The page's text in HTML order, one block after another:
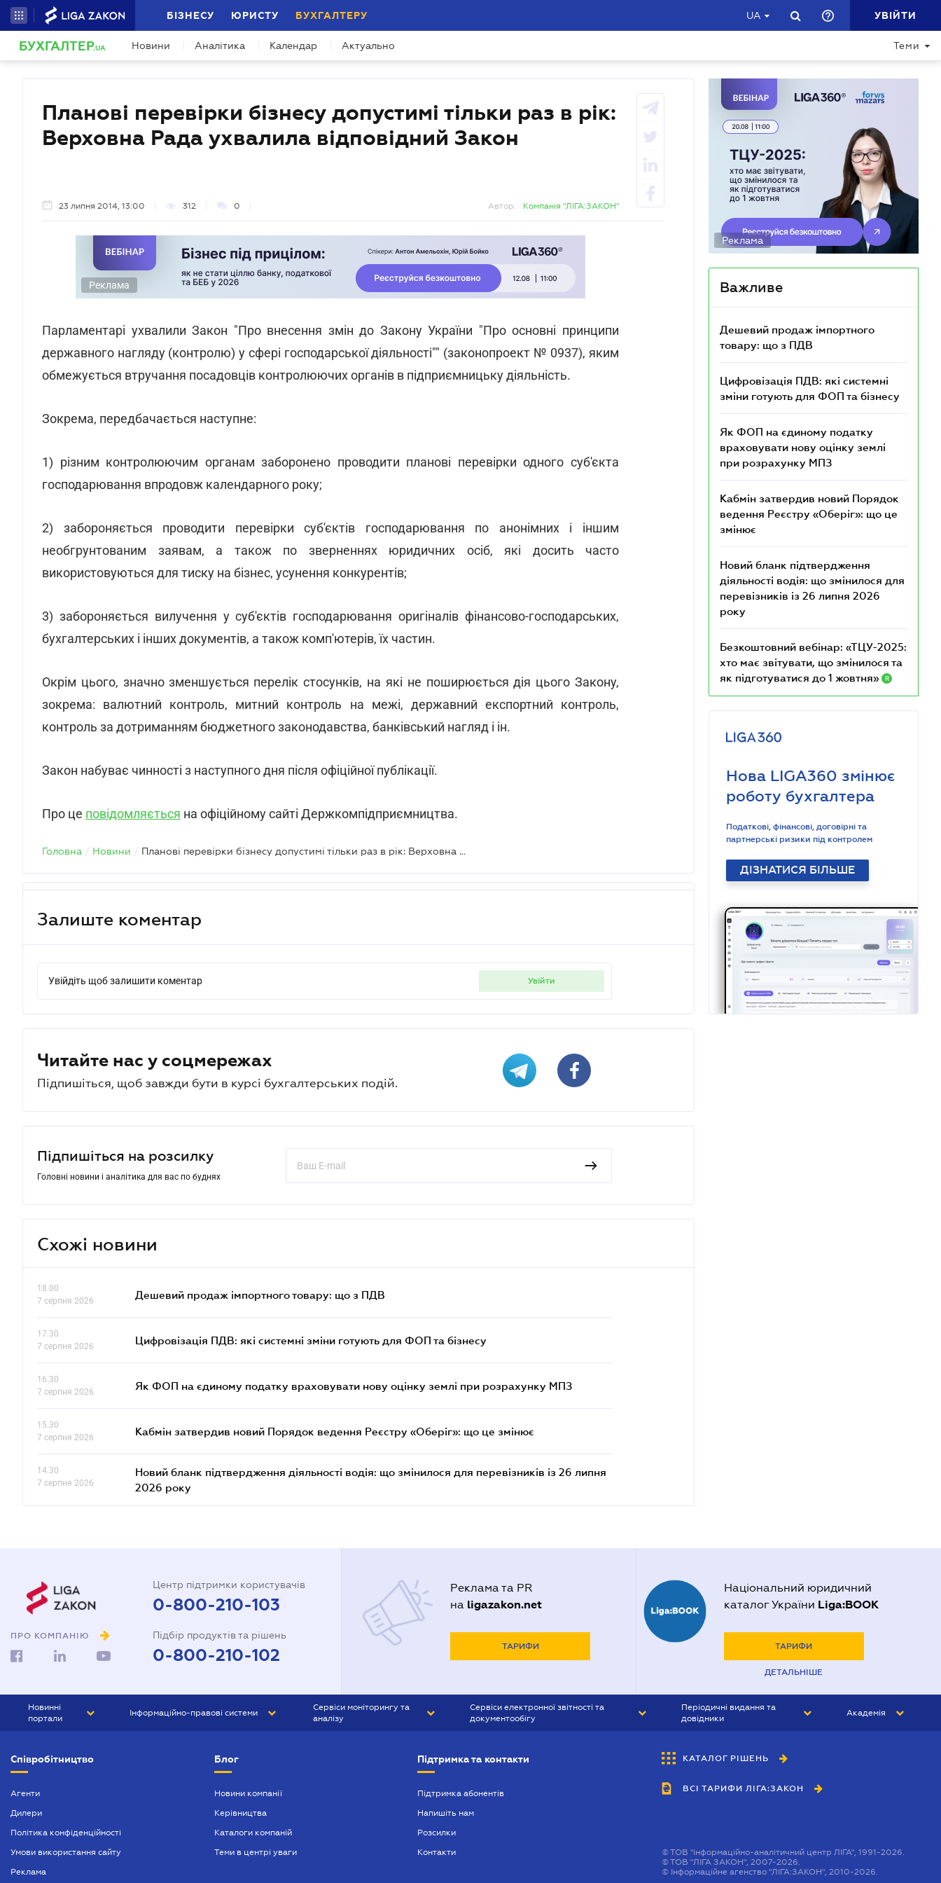
БІЗНЕСУ ЮРИСТУ БУХГАЛТЕРУ UA УВІЙТИ
БУХГАЛТЕР.UA Новини Аналітика Календар Актуально Теми
Планові перевірки бізнесу допустимі тільки раз в рік:
Верховна Рада ухвалила відповідний Закон
23 липня 2014, 13:00 312 0 Автор: Компанія "ЛІГА:ЗАКОН"
Реклама
Парламентарі ухвалили Закон "Про внесення змін до Закону України "Про основні принципи
державного нагляду (контролю) у сфері господарської діяльності"" (законопроект № 0937), яким
обмежується втручання посадовців контролюючих органів в підприємницьку діяльність.
Зокрема, передбачається наступне:
1) різним контролюючим органам заборонено проводити планові перевірки одного суб'єкта
господарювання впродовж календарного року;
2) забороняється проводити перевірки суб'єктів господарювання по анонімних і іншим
необгрунтованим заявам, а також по зверненнях юридичних осіб, які досить часто
використовуються для тиску на бізнес, усунення конкурентів;
3) забороняється вилучення у суб'єктів господарювання оригіналів фінансово-господарських,
бухгалтерських і інших документів, а також комп'ютерів, їх частин.
Окрім цього, значно зменшується перелік стосунків, на які не поширюється дія цього Закону,
зокрема: валютний контроль, митний контроль на межі, державний експортний контроль,
контроль за дотриманням бюджетного законодавства, банківський нагляд і ін.
Закон набуває чинності з наступного дня після офіційної публікації.
Про це повідомляється на офіційному сайті Держкомпідприємництва.
Головна / Новини / Планові перевірки бізнесу допустимі тільки раз в рік: Верховна Рада ухвалила відповідний Закон
Залиште коментар
Увійдіть щоб залишити коментар увійти
Читайте нас у соцмережах
Підпишіться, щоб завжди бути в курсі бухгалтерських подій.
Підпишіться на розсилку
Головні новини і аналітика для вас по буднях
Схожі новини
18.00
7 серпня 2026
Дешевий продаж імпортного товару: що з ПДВ
17.30
7 серпня 2026
Цифровізація ПДВ: які системні зміни готують для ФОП та бізнесу
16.30
7 серпня 2026
Як ФОП на єдиному податку враховувати нову оцінку землі при розрахунку МПЗ
15.30
7 серпня 2026
Кабмін затвердив новий Порядок ведення Реєстру «Оберіг»: що це змінює
14.30
7 серпня 2026
Новий бланк підтвердження діяльності водія: що змінилося для перевізників із 26 липня
2026 року
Реклама
Важливе
Дешевий продаж імпортного
товару: що з ПДВ
Цифровізація ПДВ: які системні
зміни готують для ФОП та бізнесу
Як ФОП на єдиному податку
враховувати нову оцінку землі
при розрахунку МПЗ
Кабмін затвердив новий Порядок
ведення Реєстру «Оберіг»: що це
змінює
Новий бланк підтвердження
діяльності водія: що змінилося для
перевізників із 26 липня 2026
року
Безкоштовний вебінар: «ТЦУ-2025:
хто має звітувати, що змінилося та
як підготуватися до 1 жовтня»
R
Нова LIGA360 змінює
роботу бухгалтера
Податкові, фінансові, договірні та
партнерські ризики під контролем
ДІЗНАТИСЯ БІЛЬШЕ
ПРО КОМПАНІЮ
Центр підтримки користувачів
0-800-210-103
Підбір продуктів та рішень
0-800-210-102
Реклама та PR
на ligazakon.net
ТАРИФИ
Національний юридичний
каталог України Liga:BOOK
ТАРИФИ
ДЕТАЛЬНІШЕ
Новинні
портали
БІЗНЕС
Інформаційно-правові системи
БУХГАЛТЕР ПРОФ
Сервіси моніторингу та
аналізу
Сервіси електронної звітності та
документообігу
Періодичні видання та
довідники
БУХГАЛТЕР&ЗАКОН
ВІСНИК МСФЗ
Академія
Співробітництво
Агенти
Дилери
Політика конфіденційності
Умови використання сайту
Реклама
Блог
Новини компанії
Керівництва
Каталоги компаній
Теми в центрі уваги
Підтримка та контакти
Підтримка абонентів
Напишіть нам
Розсилки
Контакти
КАТАЛОГ РІШЕНЬ
ВСІ ТАРИФИ ЛІГА:ЗАКОН
©ТОВ "інформаційно-аналітичний центр ЛІГА", 1991-2026.
©ТОВ "ЛІГА ЗАКОН", 2007-2026.
© Інформаційне агенство "ЛІГА:ЗАКОН", 2010-2026.